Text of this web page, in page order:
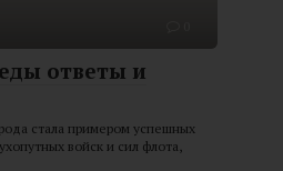
ответы и
стала примером успешных
войск и сил флота,